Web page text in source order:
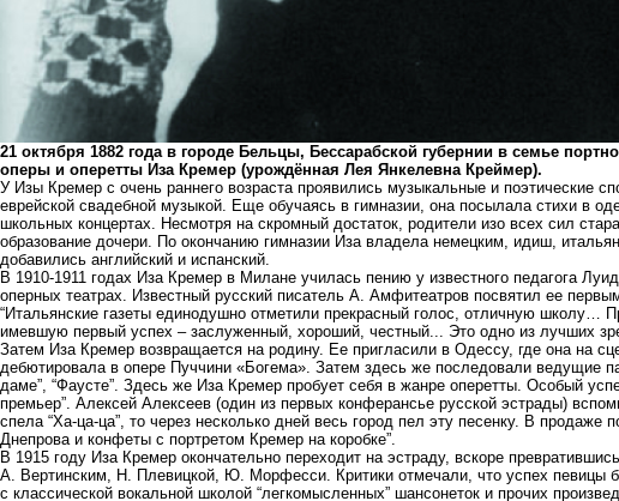
21 октября 1882 года в городе Бельцы, Бессарабской губернии в семье
оперы и оперетты Иза Кремер (урождённая Лея Янкелевна Креймер).
У Изы Кремер с очень раннего возраста проявились музыкальные и поэтические
еврейской свадебной музыкой. Еще обучаясь в гимназии, она посылала стихи в
школьных концертах. Несмотря на скромный достаток, родители изо всех сил
образование дочери. По окончанию гимназии Иза владела немецким, идиш,
добавились английский и испанский.
В 1910-1911 годах Иза Кремер в Милане училась пению у известного педагога
оперных театрах. Известный русский писатель А. Амфитеатров посвятил ее
“Итальянские газеты единодушно отметили прекрасный голос, отличную школу…
имевшую первый успех – заслуженный, хороший, честный... Это одно из лучших
Затем Иза Кремер возвращается на родину. Ее пригласили в Одессу, где она на
дебютировала в опере Пуччини «Богема». Затем здесь же последовали ведущие
даме”, “Фаусте”. Здесь же Иза Кремер пробует себя в жанре оперетты. Особый
премьер”. Алексей Алексеев (один из первых конферансье русской эстрады)
спела “Ха-ца-ца”, то через несколько дней весь город пел эту песенку. В продаже
Днепрова и конфеты с портретом Кремер на коробке”.
В 1915 году Иза Кремер окончательно переходит на эстраду, вскоре
А. Вертинским, Н. Плевицкой, Ю. Морфесси. Критики отмечали, что успех певицы
с классической вокальной школой “легкомысленных” шансонеток и прочих